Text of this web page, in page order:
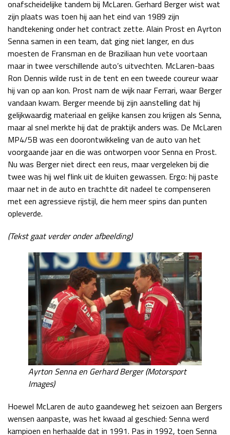
onafscheidelijke tandem bij McLaren. Gerhard Berger wist wat
zijn plaats was toen hij aan het eind van 1989 zijn
handtekening onder het contract zette. Alain Prost en Ayrton
Senna samen in een team, dat ging niet langer, en dus
moesten de Fransman en de Braziliaan hun vete voortaan
maar in twee verschillende auto’s uitvechten. McLaren-baas
Ron Dennis wilde rust in de tent en een tweede coureur waar
hij van op aan kon. Prost nam de wijk naar Ferrari, waar Berger
vandaan kwam. Berger meende bij zijn aanstelling dat hij
gelijkwaardig materiaal en gelijke kansen zou krijgen als Senna,
maar al snel merkte hij dat de praktijk anders was. De McLaren
MP4/5B was een doorontwikkeling van de auto van het
voorgaande jaar en die was ontworpen voor Senna en Prost.
Nu was Berger niet direct een reus, maar vergeleken bij die
twee was hij wel flink uit de kluiten gewassen. Ergo: hij paste
maar net in de auto en trachtte dit nadeel te compenseren
met een agressieve rijstijl, die hem meer spins dan punten
opleverde.
(Tekst gaat verder onder afbeelding)
Ayrton Senna en Gerhard Berger (Motorsport
Images)
Hoewel McLaren de auto gaandeweg het seizoen aan Bergers
wensen aanpaste, was het kwaad al geschied: Senna werd
kampioen en herhaalde dat in 1991. Pas in 1992, toen Senna